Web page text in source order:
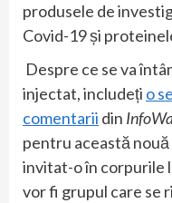
produsele de
Covid-19 și
Despre ce se va
injectat, includeți o
comentarii din
pentru această nouă
invitat-o ​​în corpurile
vor fi grupul care se